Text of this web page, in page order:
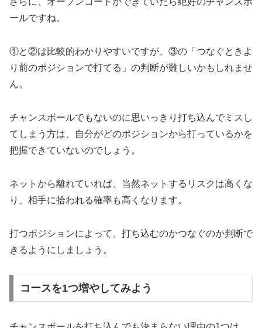
ールですね。
①と②は比較的わかりやすいですが、③の「つなぐときよ
り前のポジションで打てる」の判断が難しいかもしれませ
ん。
チャンスボールでもないのに思いっきり打ち込んでミスし
てしまう方は、自分がどのポジションから打っているかを
把握できていないのでしょう。
ネットから離れていれば、当然ネットするリスクは高くな
り、相手に拾われる確率も高くなります。
打つポジションによって、打ち込むのかつなぐのか判断で
きるようにしましょう。
コースを1つ増やしてみよう